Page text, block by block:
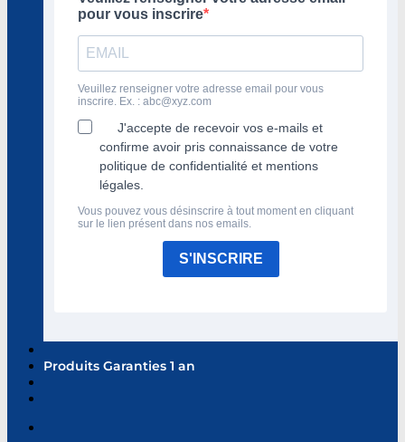
pour vous inscrire
Veuillez renseigner votre adresse email pour vous
inscrire. Ex. : abc@xyz.com
J'accepte de recevoir vos e-mails et
confirme avoir pris connaissance de votre
politique de confidentialité et mentions
légales.
Vous pouvez vous désinscrire à tout moment en cliquant
sur le lien présent dans nos emails.
S'INSCRIRE
Produits Garanties 1 an